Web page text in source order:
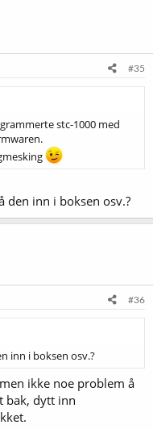
#35
stc-1000 med
den inn i boksen osv.?
#36
inn i boksen osv.?
ikke noe problem å
bak, dytt inn